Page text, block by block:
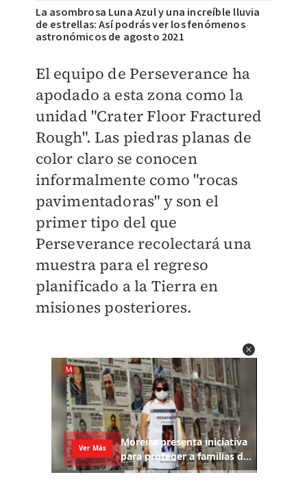
La asombrosa Luna Azul y una increíble lluvia
de estrellas: Así podrás ver los fenómenos
astronómicos de agosto 2021
El equipo de Perseverance ha
apodado a esta zona como la
unidad "Crater Floor Fractured
Rough". Las piedras planas de
color claro se conocen
informalmente como "rocas
pavimentadoras" y son el
primer tipo del que
Perseverance recolectará una
muestra para el regreso
planificado a la Tierra en
misiones posteriores.